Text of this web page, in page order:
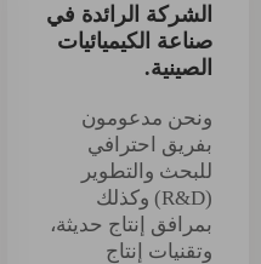
الشركة الرائدة في
صناعة الكيميائيات
الصينية.
ونحن مدعومون
بفريق احترافي
للبحث والتطوير
(R&D) وكذلك
بمرافق إنتاج حديثة،
وتقنيات إنتاج